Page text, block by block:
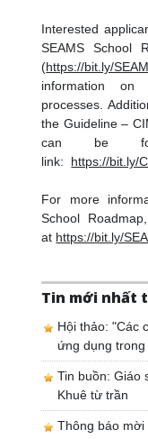
Interested
SEAMS School
(https://bit.ly/
information on
processes.
the Guideline –
can be
link: https://bit.ly/
For more
School
at https://bit.ly/
Tin mới nhất
Hội thảo: "Các
ứng dụng
Tin buồn: Giáo
Khuê từ trần
Thông báo mời